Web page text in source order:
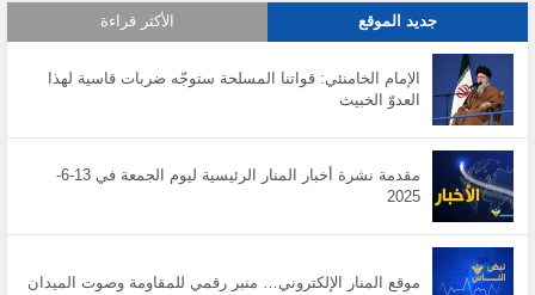
جديد الموقع الأكثر قراءة
الإمام الخامنئي: قواتنا المسلحة ستوجّه ضربات قاسية لهذا
العدوّ الخبيث
مقدمة نشرة أخبار المنار الرئيسية ليوم الجمعة في 13-6-
2025
موقع المنار الإلكتروني… منبر رقمي للمقاومة وصوت الميدان